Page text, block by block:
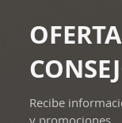
Recibe